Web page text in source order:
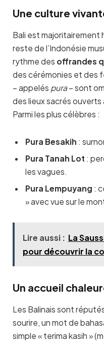
Une culture
Bali est majoritairement
reste de l’Indonésie
rythme des offrandes
des cérémonies et des
– appelés pura– sont
des lieux sacrés
Parmi les plus célèbres :
Pura Besakih :
Pura Tanah Lot :
les vagues.
Pura Lempuyang :
» avec vue sur le
Lire aussi : La
pour découvrir la
Un accueil
Les Balinais sont
sourire, un mot de
simple « terima kasih »